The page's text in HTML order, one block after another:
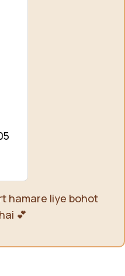
hamare liye bohot
💕